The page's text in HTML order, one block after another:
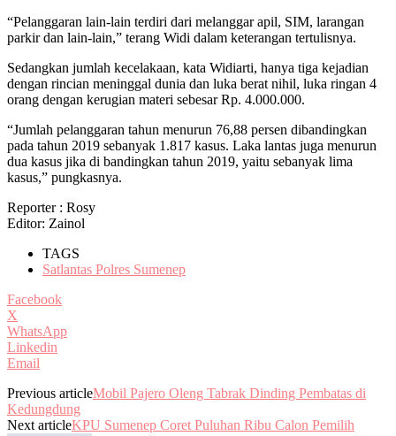
“Pelanggaran lain-lain terdiri dari melanggar apil, SIM, larangan
parkir dan lain-lain,” terang Widi dalam keterangan tertulisnya.
Sedangkan jumlah kecelakaan, kata Widiarti, hanya tiga kejadian
dengan rincian meninggal dunia dan luka berat nihil, luka ringan 4
orang dengan kerugian materi sebesar Rp. 4.000.000.
“Jumlah pelanggaran tahun menurun 76,88 persen dibandingkan
pada tahun 2019 sebanyak 1.817 kasus. Laka lantas juga menurun
dua kasus jika di bandingkan tahun 2019, yaitu sebanyak lima
kasus,” pungkasnya.
Reporter : Rosy
Editor: Zainol
TAGS
Satlantas Polres Sumenep
Facebook
X
WhatsApp
Linkedin
Email
Previous articleMobil Pajero Oleng Tabrak Dinding Pembatas di
Kedungdung
Next articleKPU Sumenep Coret Puluhan Ribu Calon Pemilih